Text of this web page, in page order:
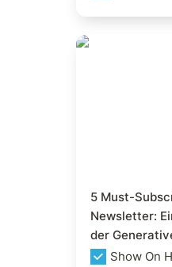
5 Must-
5 Must-
Newsletter:
der
Show On